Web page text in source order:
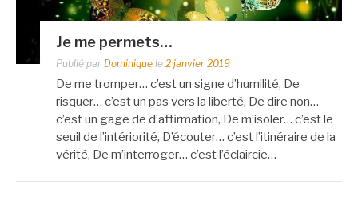
Je me permets…
Publié par Dominique le 2 janvier 2019
De me tromper… c’est un signe d’humilité, De
risquer… c’est un pas vers la liberté, De dire non…
c’est un gage de d’affirmation, De m’isoler… c’est le
seuil de l’intériorité, D’écouter… c’est l’itinéraire de la
vérité, De m’interroger… c’est l’éclaircie…